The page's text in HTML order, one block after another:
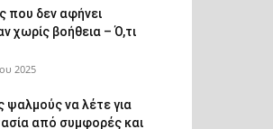
που δεν αφήνει
χωρίς βοήθεια – Ό,τι
2025
ψαλμούς να λέτε για
από συμφορές και